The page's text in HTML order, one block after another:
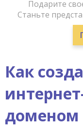
Подарите
Станьте
Как
доменом